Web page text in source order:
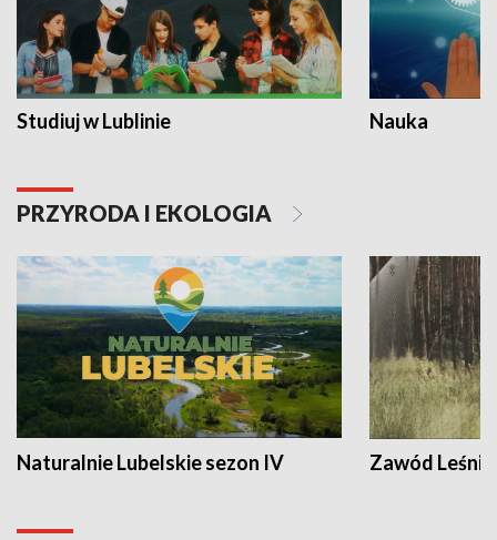
Studiuj w Lublinie Nauka
PRZYRODA I EKOLOGIA
Naturalnie Lubelskie sezon IV Zawód Leśnik